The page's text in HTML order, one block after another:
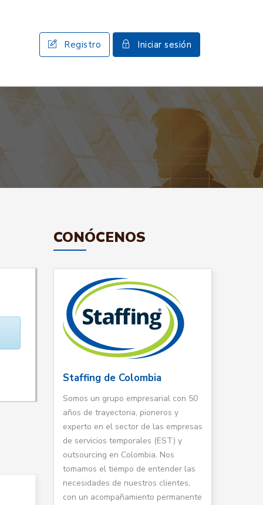
Registro Iniciar sesión
CONÓCENOS
Staffing de Colombia
Somos un grupo empresarial con 50
años de trayectoria, pioneros y
experto en el sector de las empresas
de servicios temporales (EST) y
outsourcing en Colombia. Nos
tomamos el tiempo de entender las
necesidades de nuestros clientes,
con un acompañamiento permanente